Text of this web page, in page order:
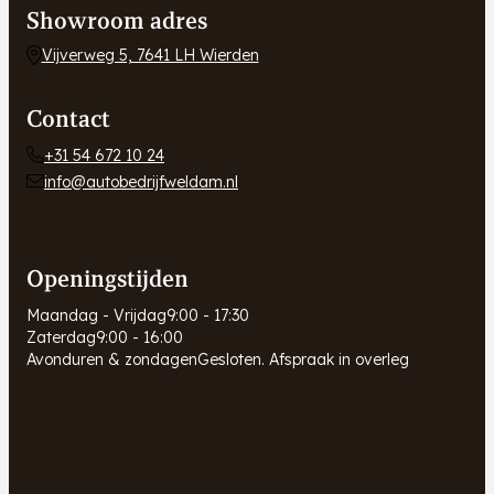
Showroom adres
Vijverweg 5, 7641 LH Wierden
Contact
+31 54 672 10 24
info@autobedrijfweldam.nl
Openingstijden
Maandag - Vrijdag9:00 - 17:30
Zaterdag9:00 - 16:00
Avonduren & zondagenGesloten. Afspraak in overleg